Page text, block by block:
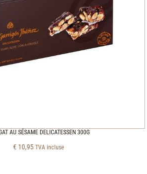
AU SÉSAME DELICATESSEN 300G
€ 10,95 TVA incluse